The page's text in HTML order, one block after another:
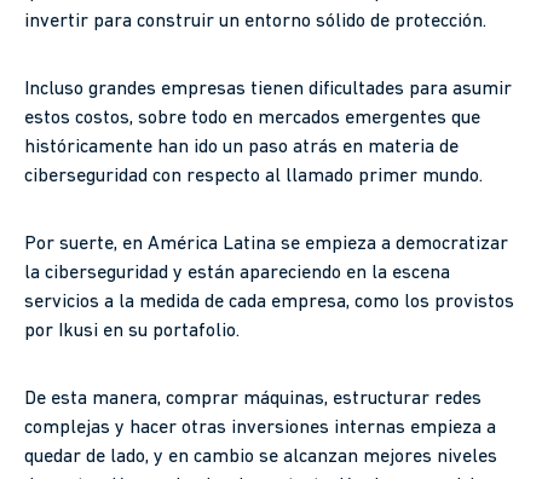
invertir para construir un entorno sólido de protección.
Incluso grandes empresas tienen dificultades para asumir
estos costos, sobre todo en mercados emergentes que
históricamente han ido un paso atrás en materia de
ciberseguridad con respecto al llamado primer mundo.
Por suerte, en América Latina se empieza a democratizar
la ciberseguridad y están apareciendo en la escena
servicios a la medida de cada empresa, como los provistos
por Ikusi en su portafolio.
De esta manera, comprar máquinas, estructurar redes
complejas y hacer otras inversiones internas empieza a
quedar de lado, y en cambio se alcanzan mejores niveles